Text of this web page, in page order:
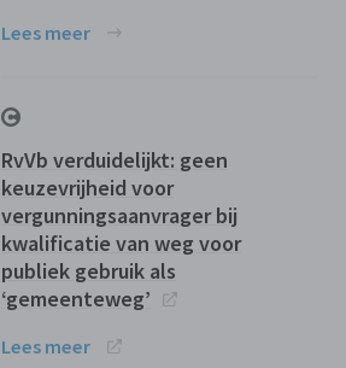
Lees meer
RvVb verduidelijkt: geen
keuzevrijheid voor
vergunningsaanvrager bij
kwalificatie van weg voor
publiek gebruik als
‘gemeenteweg’
Lees meer